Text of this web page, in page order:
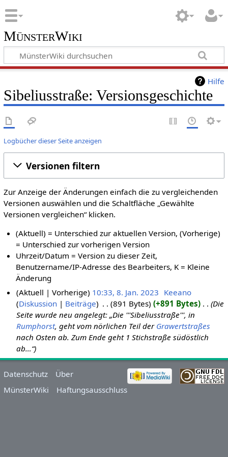
MünsterWiki
Hilfe
Sibeliusstraße: Versionsgeschichte
Logbücher dieser Seite anzeigen
Versionen filtern
Zur Anzeige der Änderungen einfach die zu vergleichenden
Versionen auswählen und die Schaltfläche „Gewählte
Versionen vergleichen“ klicken.
(Aktuell) = Unterschied zur aktuellen Version, (Vorherige)
= Unterschied zur vorherigen Version
Uhrzeit/Datum = Version zu dieser Zeit,
Benutzername/IP-Adresse des Bearbeiters, K = Kleine
Änderung
Aktuell
Vorherige 10:33, 8. Jan. 2023 Keeano
Diskussion
Beiträge 891 Bytes +891 Bytes
Die
Seite wurde neu angelegt: „Die '''Sibeliusstraße''', in
Rumphorst, geht vom nörlichen Teil der Grawertstraßes
nach Osten ab. Zum Ende geht 1 Stichstraße südöstlich
ab…“
Datenschutz
Über
MünsterWiki
Haftungsausschluss